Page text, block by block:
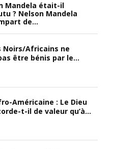
Mandela était-il
? Nelson Mandela
de...
Noirs/Africains ne
être bénis par le...
Américaine : Le Dieu
t-il de valeur qu’à...